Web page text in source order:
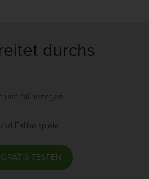
durchs
und fallbezogen
Fallbeispiele
TESTEN